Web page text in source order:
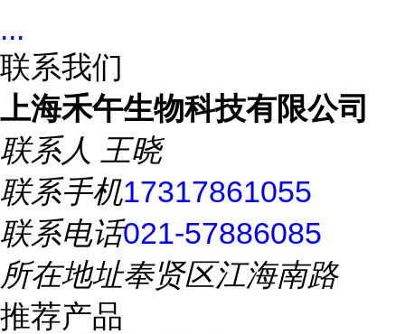
...
联系我们
上海禾午生物科技有限公司
联系人 王晓
联系手机17317861055
联系电话021-57886085
所在地址奉贤区江海南路
推荐产品